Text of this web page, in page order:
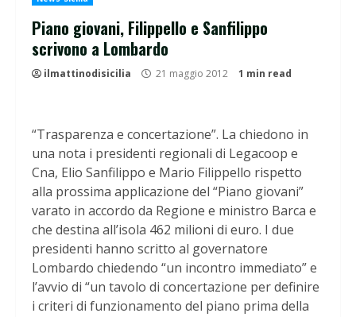
Piano giovani, Filippello e Sanfilippo
scrivono a Lombardo
ilmattinodisicilia 21 maggio 2012 1 min read
“Trasparenza e concertazione”. La chiedono in
una nota i presidenti regionali di Legacoop e
Cna, Elio Sanfilippo e Mario Filippello rispetto
alla prossima applicazione del “Piano giovani”
varato in accordo da Regione e ministro Barca e
che destina all’isola 462 milioni di euro. I due
presidenti hanno scritto al governatore
Lombardo chiedendo “un incontro immediato” e
l’avvio di “un tavolo di concertazione per definire
i criteri di funzionamento del piano prima della